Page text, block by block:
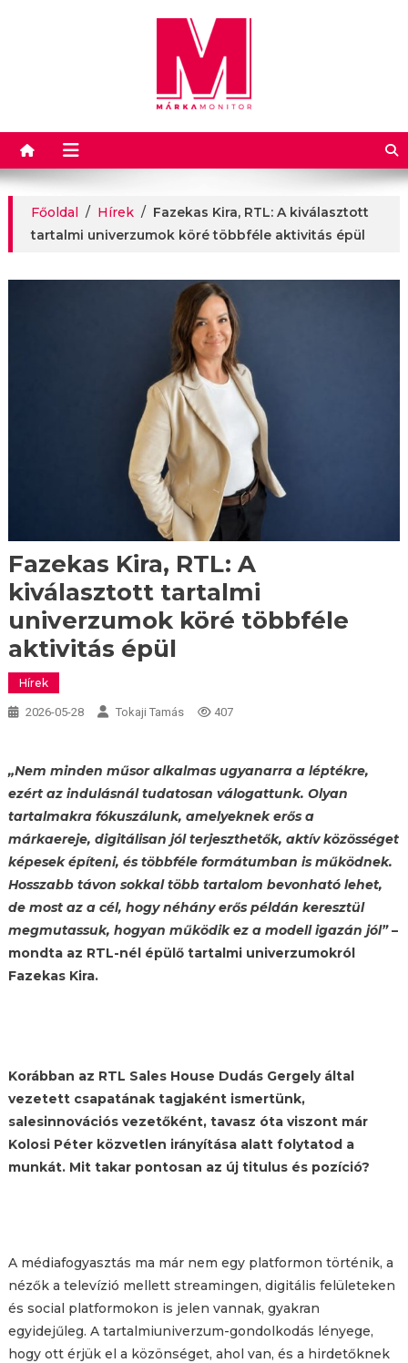
Márkamonitor
Főoldal / Hírek / Fazekas Kira, RTL: A kiválasztott
tartalmi univerzumok köré többféle aktivitás épül
Fazekas Kira, RTL: A
kiválasztott tartalmi
univerzumok köré többféle
aktivitás épül
Hírek
2026-05-28 Tokaji Tamás 407
„Nem minden műsor alkalmas ugyanarra a léptékre,
ezért az indulásnál tudatosan válogattunk. Olyan
tartalmakra fókuszálunk, amelyeknek erős a
márkaereje, digitálisan jól terjeszthetők, aktív közösséget
képesek építeni, és többféle formátumban is működnek.
Hosszabb távon sokkal több tartalom bevonható lehet,
de most az a cél, hogy néhány erős példán keresztül
megmutassuk, hogyan működik ez a modell igazán jól”–
mondta az RTL-nél épülő tartalmi univerzumokról
Fazekas Kira.
Korábban az RTL Sales House Dudás Gergely által
vezetett csapatának tagjaként ismertünk,
salesinnovációs vezetőként, tavasz óta viszont már
Kolosi Péter közvetlen irányítása alatt folytatod a
munkát. Mit takar pontosan az új titulus és pozíció?
A médiafogyasztás ma már nem egy platformon történik, a
nézők a televízió mellett streamingen, digitális felületeken
és social platformokon is jelen vannak, gyakran
egyidejűleg. A tartalmiuniverzum-gondolkodás lényege,
hogy ott érjük el a közönséget, ahol van, és a hirdetőknek